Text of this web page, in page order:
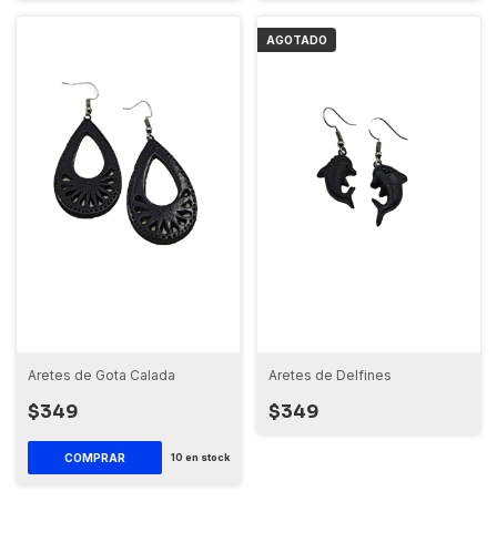
Aretes de Gota Calada
$349
10 en stock
AGOTADO
Aretes de Delfines
$349